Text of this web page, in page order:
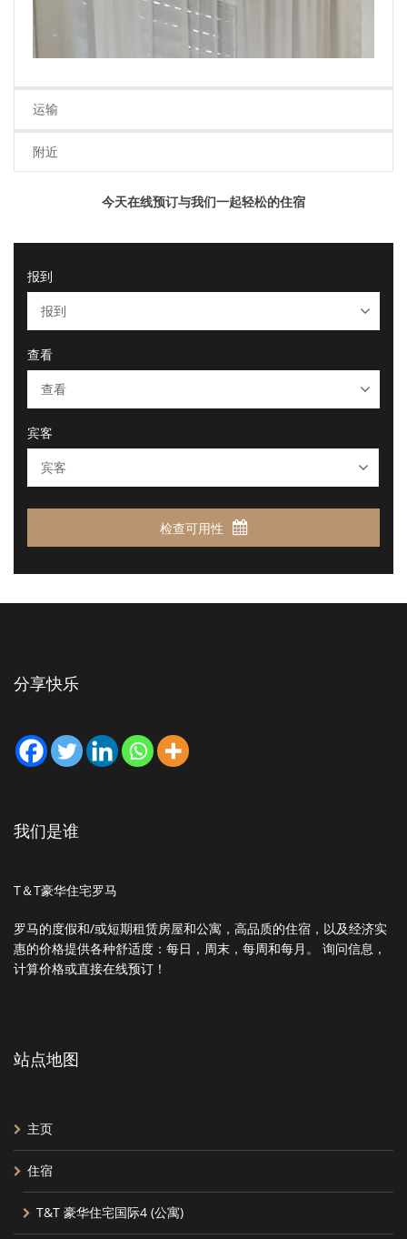
运输
附近
今天在线预订与我们一起轻松的住宿
报到
查看
宾客
检查可用性
分享快乐
我们是谁
T＆T豪华住宅罗马
罗马的度假和/或短期租赁房屋和公寓，高品质的住宿，以及经济实
惠的价格提供各种舒适度：每日，周末，每周和每月。 询问信息，
计算价格或直接在线预订！
站点地图
主页
住宿
T&T 豪华住宅国际4 (公寓)